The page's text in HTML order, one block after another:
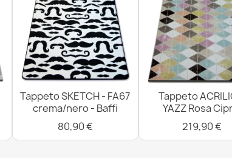
11,90 €
Tappeto da
morbido -
11,90 €
Tappeto SKETCH - FA67
crema/nero - Baffi
80,90 €
Tappeto
YAZZ Rosa
219,90 €